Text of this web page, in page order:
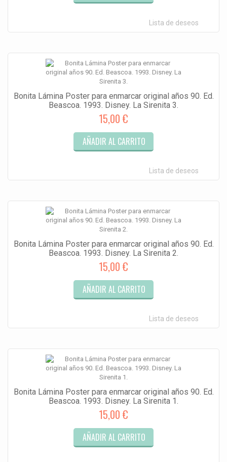
Lista de deseos
Bonita Lámina Poster para enmarcar original años 90. Ed.
Beascoa. 1993. Disney. La Sirenita 3.
15,00 €
AÑADIR AL CARRITO
Lista de deseos
Bonita Lámina Poster para enmarcar original años 90. Ed.
Beascoa. 1993. Disney. La Sirenita 2.
15,00 €
AÑADIR AL CARRITO
Lista de deseos
Bonita Lámina Poster para enmarcar original años 90. Ed.
Beascoa. 1993. Disney. La Sirenita 1.
15,00 €
AÑADIR AL CARRITO